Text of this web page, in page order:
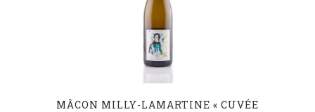
MÂCON MILLY-LAMARTINE « CUVÉE